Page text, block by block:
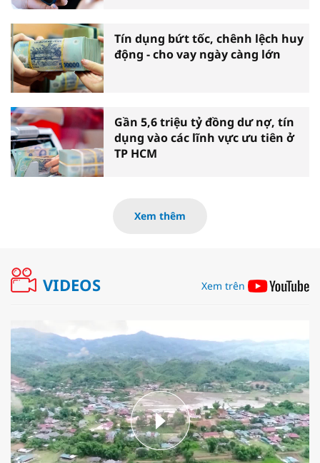
Tín dụng bứt tốc, chênh lệch huy
động - cho vay ngày càng lớn
Gần 5,6 triệu tỷ đồng dư nợ, tín
dụng vào các lĩnh vực ưu tiên ở
TP HCM
Xem thêm
VIDEOS Xem trên